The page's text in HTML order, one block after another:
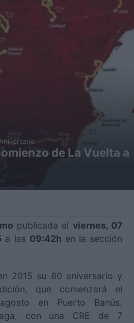
de La Vuelta a
publicada el viernes, 07
a las 09:42h en la sección
2015 su 80 aniversario y
que comenzará el
en Puerto Banús,
con una CRE de 7